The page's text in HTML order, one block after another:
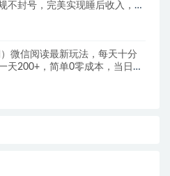
不封号，完美实现睡后收入，日
）微信阅读最新玩法，每天十分
天200+，简单0零成本，当日提